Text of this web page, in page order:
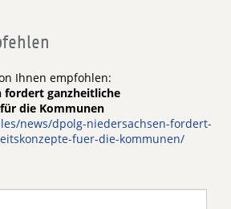
Ihnen empfohlen:
fordert ganzheitliche
die Kommunen
news/dpolg-niedersachsen-fordert-
fuer-die-kommunen/